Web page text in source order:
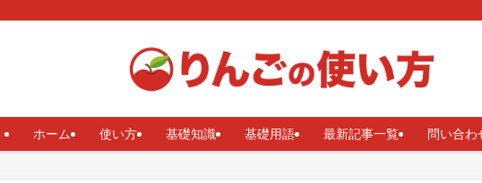
ホーム 使い方 基礎知識 基礎用語 最新記事一覧 問い合わ